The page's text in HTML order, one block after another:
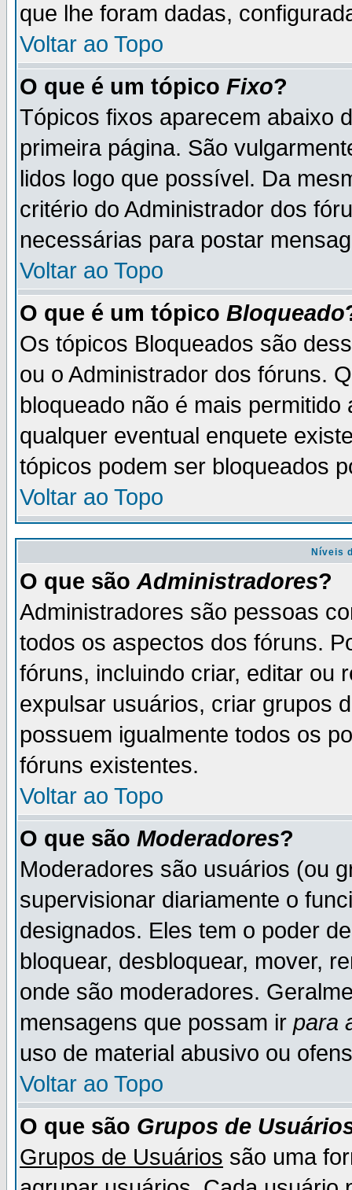
que lhe foram dadas,
Voltar ao Topo
O que é um tópico Fixo?
Tópicos fixos aparecem abaixo
primeira página. São
lidos logo que possível. Da
critério do Administrador dos
necessárias para postar
Voltar ao Topo
O que é um tópico Bloqueado
Os tópicos Bloqueados são
ou o Administrador dos fóruns.
bloqueado não é mais
qualquer eventual enquete
tópicos podem ser bloqueados
Voltar ao Topo
Níveis
O que são Administradores?
Administradores são pessoas
todos os aspectos dos fóruns.
fóruns, incluindo criar, editar ou
expulsar usuários, criar grupos
possuem igualmente todos os
fóruns existentes.
Voltar ao Topo
O que são Moderadores?
Moderadores são usuários (ou
supervisionar diariamente o
designados. Eles tem o poder
bloquear, desbloquear, mover,
onde são moderadores.
mensagens que possam ir para
uso de material abusivo ou
Voltar ao Topo
O que são Grupos de
Grupos de Usuários são uma